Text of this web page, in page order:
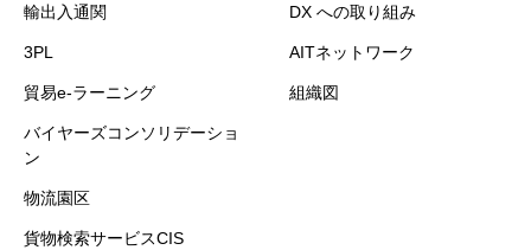
輸出入通関
3PL
貿易e-ラーニング
バイヤーズコンソリデーショ
ン
物流園区
貨物検索サービスCIS
DX への取り組み
AITネットワーク
組織図